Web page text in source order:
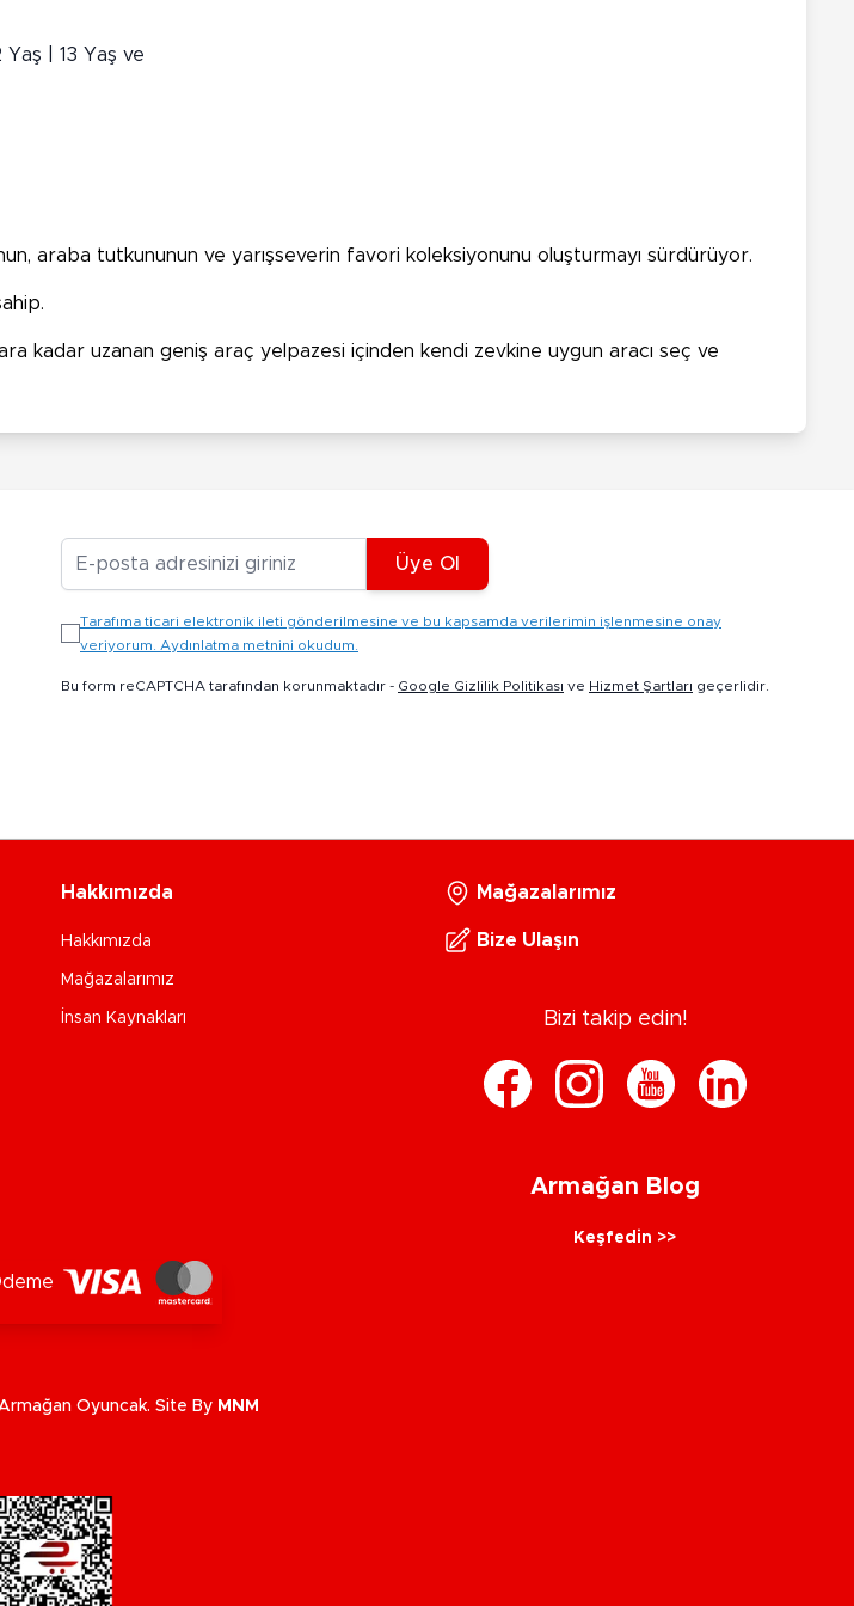
| 13 Yaş ve
araba tutkununun ve yarışseverin favori koleksiyonunu oluşturmayı sürdürüyor.
kadar uzanan geniş araç yelpazesi içinden kendi zevkine uygun aracı seç ve
Üye Ol
Tarafıma ticari elektronik ileti gönderilmesine ve bu kapsamda verilerimin işlenmesine onay
veriyorum. Aydınlatma metnini okudum.
Bu form reCAPTCHA tarafından korunmaktadır - Google Gizlilik Politikası ve Hizmet Şartları geçerlidir.
Hakkımızda
Hakkımızda
Mağazalarımız
İnsan Kaynakları
Mağazalarımız
Bize Ulaşın
Bizi takip edin!
Armağan Blog
Keşfedin >>
Oyuncak. Site By MNM